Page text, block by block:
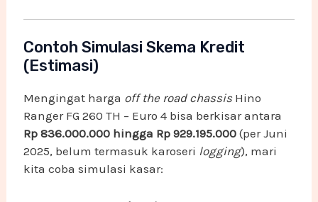
Contoh Simulasi Skema Kredit
(Estimasi)
Mengingat harga off the road chassis Hino
Ranger FG 260 TH – Euro 4 bisa berkisar antara
Rp 836.000.000 hingga Rp 929.195.000 (per Juni
2025, belum termasuk karoseri logging), mari
kita coba simulasi kasar: